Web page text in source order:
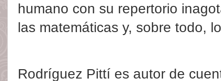
humano con su repertorio
las matemáticas y, sobre todo,
Rodríguez Pittí es autor de